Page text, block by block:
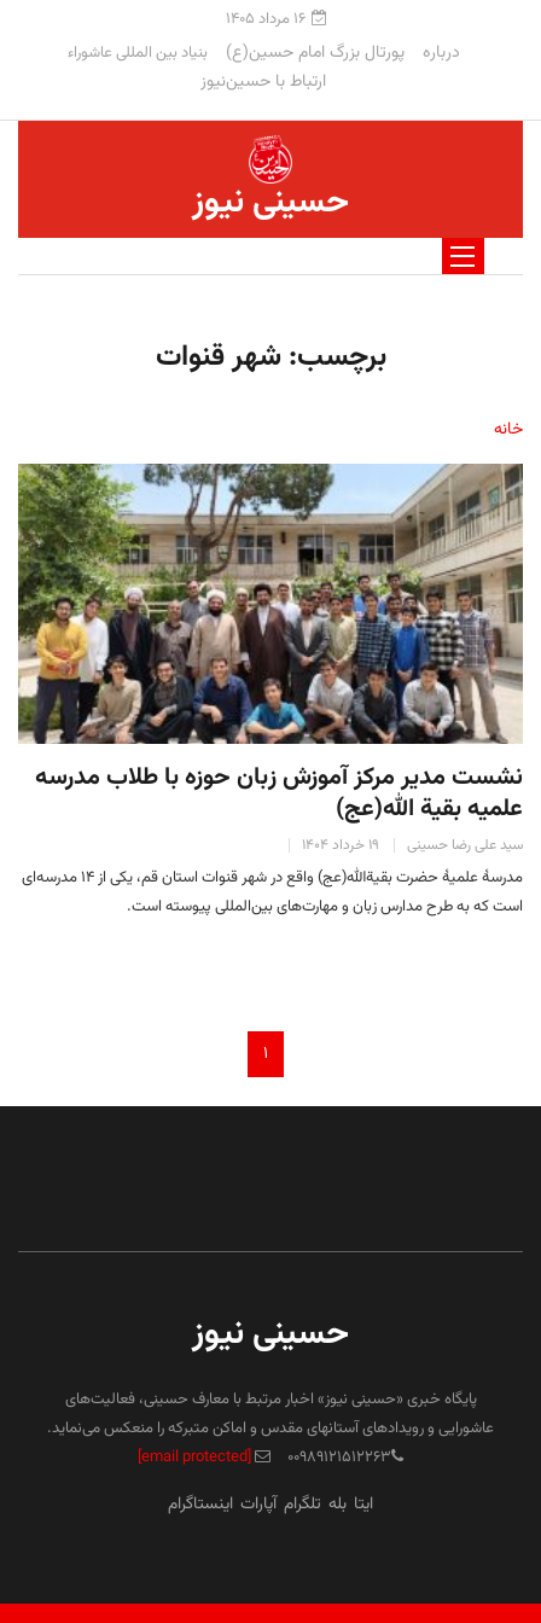
۱۶ مرداد ۱۴۰۵
درباره پورتال بزرگ امام حسین(ع) بنیاد بین المللی عاشوراء
ارتباط با حسین‌نیوز
حسینی نیوز
برچسب:شهر قنوات
خانه
نشست مدیر مرکز آموزش زبان حوزه با طلاب مدرسه
علمیه بقیة الله(عج)
سید علی رضا حسینی ۱۹ خرداد ۱۴۰۴
مدرسهٔ علمیهٔ حضرت بقیةالله(عج) واقع در شهر قنوات استان قم، یکی از ۱۴ مدرسه‌ای
است که به طرح مدارس زبان و مهارت‌های بین‌المللی پیوسته است.
۱
حسینی نیوز
پایگاه خبری «حسینی نیوز» اخبار مرتبط با معارف حسینی، فعالیت‌های
عاشورایی و رویدادهای آستانهای مقدس و اماکن متبرکه را منعکس می‌نماید.
۰۰۹۸۹۱۲۱۵۱۲۲۶۳
[email protected]
ایتا بله تلگرام آپارات اینستاگرام